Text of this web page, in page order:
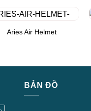
Add to
Aries Air Helmet
BẢN ĐỒ